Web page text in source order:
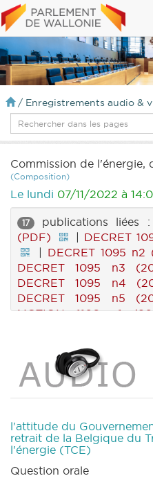
/ Enregistrements audio &
Commission de
(Composition)
Le lundi 07/11/2022 à
17 publications liées :
(PDF)
| DECRET
| DECRET 1095
DECRET 1095 n3
DECRET 1095 n4
DECRET 1095 n5
MOTION 1106 n1
MOTION 1109 n1
MOTION 1110 n1 (2022-
1111 n1 (2022-2023)
(PDF)
|BT 44
39 (2022-2023) (PDF)
(2022-2023) (PDF)
l'attitude du
retrait de la Belgique du
l'énergie (TCE)
Question orale